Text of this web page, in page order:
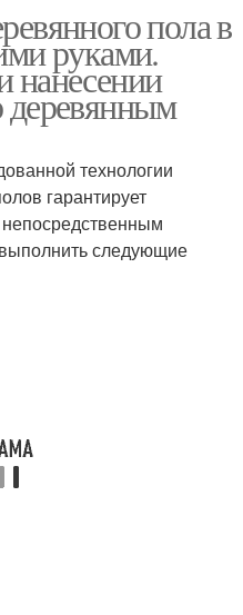
пола в
руками.
нанесении
деревянным
технологии
гарантирует
следующие